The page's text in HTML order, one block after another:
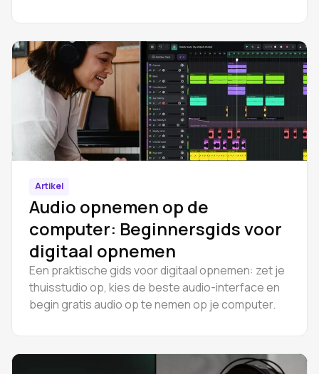
Artikel
Audio opnemen op de
computer: Beginnersgids voor
digitaal opnemen
Een praktische gids voor digitaal opnemen: zet je
thuisstudio op, kies de beste audio-interface en
begin gratis audio op te nemen op je computer.